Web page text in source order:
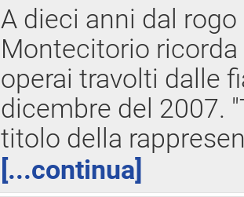
A dieci anni dal
Montecitorio
operai travolti dalle
dicembre del 2007.
titolo della
[...continua]